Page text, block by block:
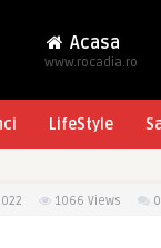
Acasa
www.rocadia.ro
LifeStyle
1066 Views